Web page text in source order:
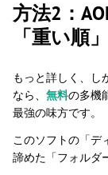
方法2：
「重い順
もっと詳しく、し
なら、 無料の多機
最強の味方です。
このソフトの「デ
諦めた「フォルダ